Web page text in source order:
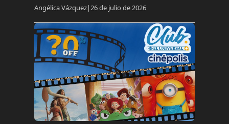
Angélica Vázquez 26 de julio de 2026